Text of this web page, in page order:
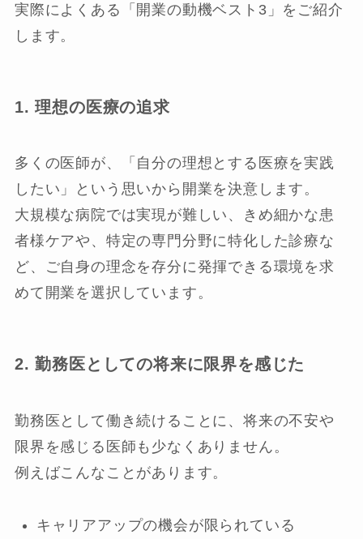
実際によくある「開業の動機ベスト3」をご紹介
します。
1. 理想の医療の追求
多くの医師が、「自分の理想とする医療を実践
したい」という思いから開業を決意します。
大規模な病院では実現が難しい、きめ細かな患
者様ケアや、特定の専門分野に特化した診療な
ど、ご自身の理念を存分に発揮できる環境を求
めて開業を選択しています。
2. 勤務医としての将来に限界を感じた
勤務医として働き続けることに、将来の不安や
限界を感じる医師も少なくありません。
例えばこんなことがあります。
キャリアアップの機会が限られている